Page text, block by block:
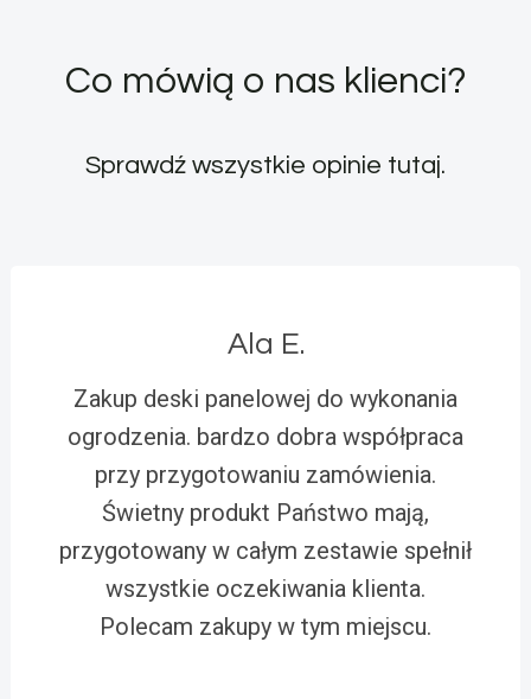
Co mówią o nas klienci?
Sprawdź wszystkie opinie tutaj.
Ala E.
Zakup deski panelowej do wykonania
ogrodzenia. bardzo dobra współpraca
przy przygotowaniu zamówienia.
Świetny produkt Państwo mają,
przygotowany w całym zestawie spełnił
wszystkie oczekiwania klienta.
Polecam zakupy w tym miejscu.